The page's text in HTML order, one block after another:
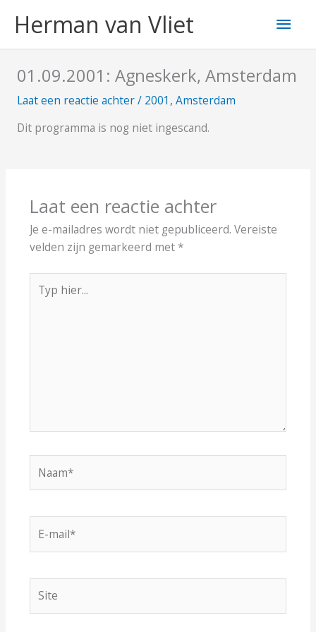
naarHerman van Vliet
01.09.2001: Agneskerk, Amsterdam
Laat een reactie achter/ 2001 , Amsterdam
Dit programma is nog niet ingescand.
Laat een reactie achter
Je e-mailadres wordt niet gepubliceerd. Vereiste
velden zijn gemarkeerd met*
hier...
mail*